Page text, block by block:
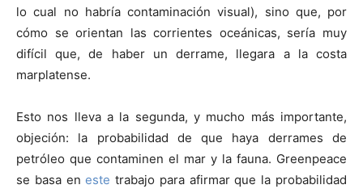
lo cual no habría contaminación visual), sino que, por
cómo se orientan las corrientes oceánicas, sería muy
difícil que, de haber un derrame, llegara a la costa
marplatense.
Esto nos lleva a la segunda, y mucho más importante,
objeción: la probabilidad de que haya derrames de
petróleo que contaminen el mar y la fauna. Greenpeace
se basa eneste trabajo para afirmar que la probabilidad